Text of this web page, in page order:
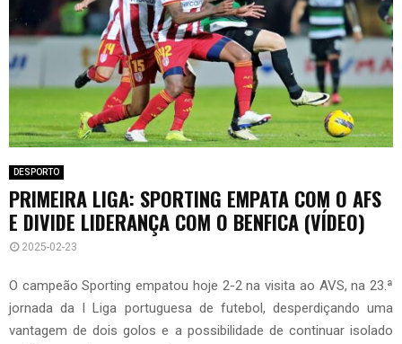
DESPORTO
PRIMEIRA LIGA: SPORTING EMPATA COM O AFS
E DIVIDE LIDERANÇA COM O BENFICA (VÍDEO)
2025-02-23
O campeão Sporting empatou hoje 2-2 na visita ao AVS, na 23.ª
jornada da I Liga portuguesa de futebol, desperdiçando uma
vantagem de dois golos e a possibilidade de continuar isolado